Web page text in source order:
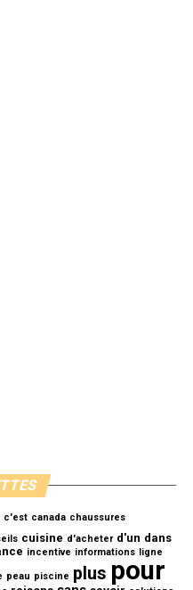
c'est canada chaussures
cuisine d'acheter d'un dans
incentive informations ligne
peau piscine plus pour